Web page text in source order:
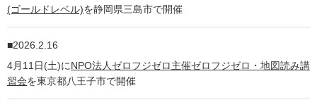
(ゴールドレベル)を静岡県三島市で開催
2026.2.16
4月11日(土)にNPO法人ゼロフジゼロ主催ゼロフジゼロ・地図読み講
習会を東京都八王子市で開催